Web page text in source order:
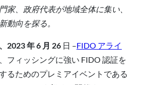
家、政府代表が地域全体に集い、
動向を探る。
2023 年 6 月 26 日 –FIDO アライ
フィッシングに強い FIDO 認証を
るためのプレミアイベントである